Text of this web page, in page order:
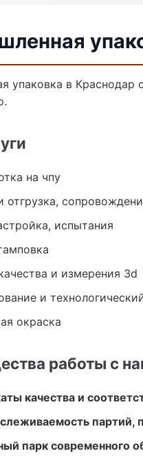
упаковка в Краснодар
на чпу
отгрузка,
испытания
и измерения 3d
и
окраска
работы с
качества и
партий,
парк современного